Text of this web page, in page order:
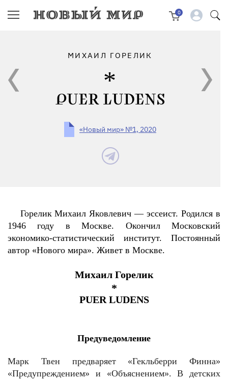
0
МИХАИЛ ГОРЕЛИК
PUER LUDENS
«Новый мир» №1, 2020
Горелик Михаил Яковлевич — эссеист. Родился в
1946 году в Москве. Окончил Московский
экономико-статистический институт. Постоянный
автор «Нового мира». Живет в Москве.
Михаил Горелик
*
PUER LUDENS
Предуведомление
Марк Твен предваряет «Гекльберри Финна»
«Предупреждением» и «Объяснением». В детских